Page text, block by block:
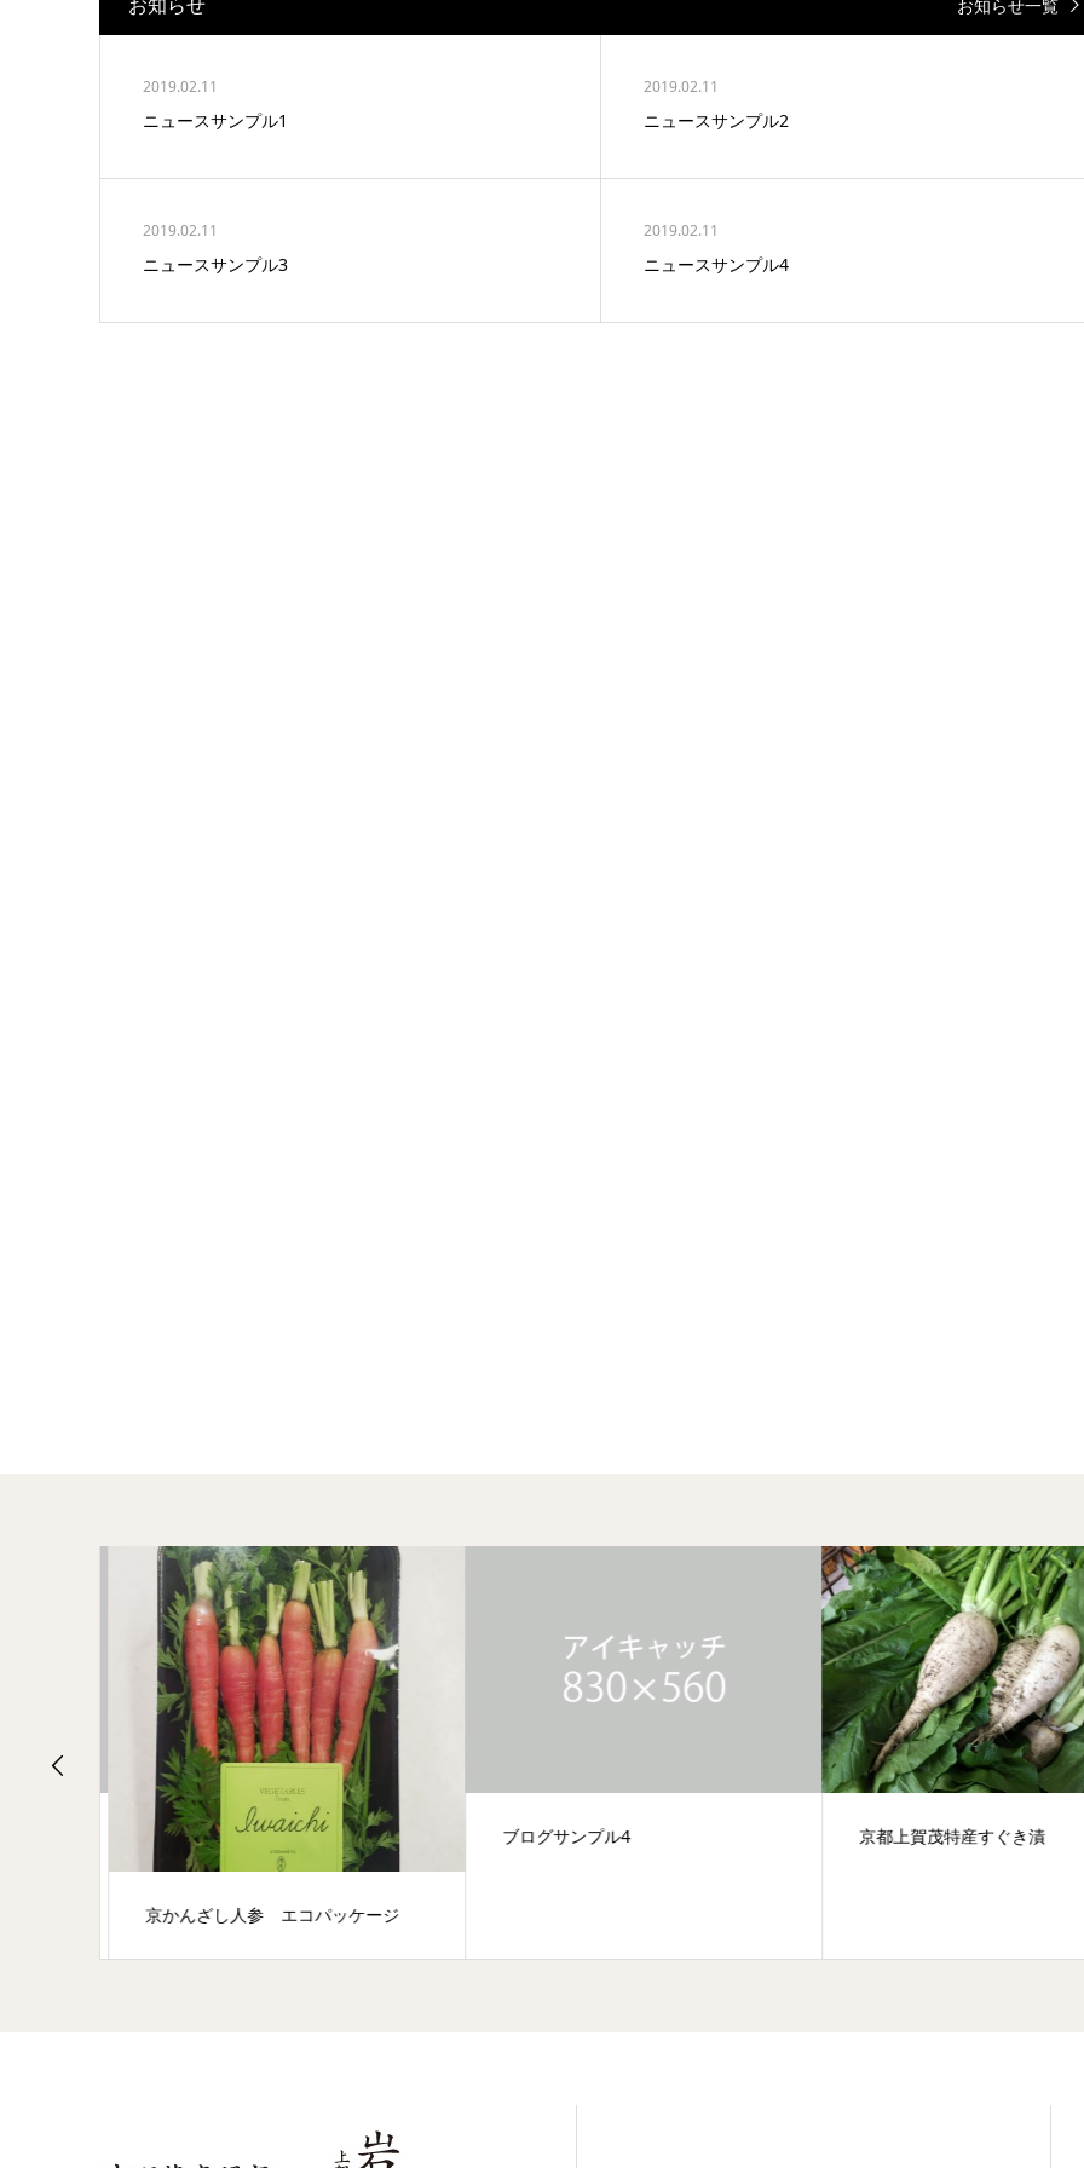
お知らせ一覧
2019.02.11
ニュースサンプル1
2019.02.11
ニュースサンプル2
2019.02.11
ニュースサンプル3
2019.02.11
ニュースサンプル4
京かんざし人参 エコパッケージ
ブログサンプル4 京都上賀茂特産すぐき漬